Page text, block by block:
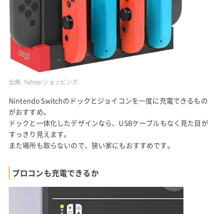
出典: Yahoo!ショッピング
Nintendo Switchのドックとジョイコンを一度に充電できるもの
がおすすめ。
ドックと一体化したデザインなら、USBケーブルもなく見た目が
すっきり見えます。
また場所も取らないので、狭い家にもおすすめです。
プロコンも充電できるか